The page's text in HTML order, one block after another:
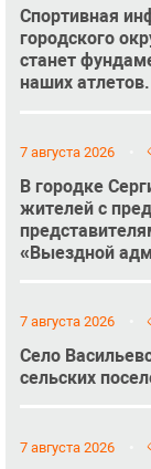
Спортивная
городского
станет
наших атлетов.
7 августа 2026
В городке
жителей с
«Выездной
7 августа 2026
Село
сельских
7 августа 2026